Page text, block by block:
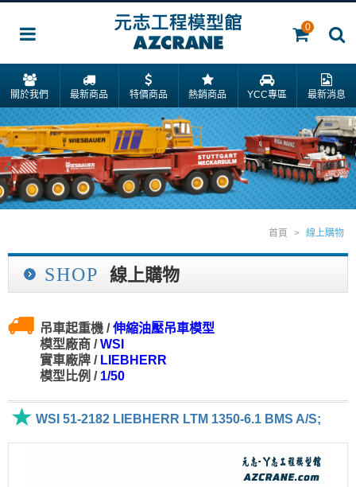
0
關於我們 最新商品 特價商品 熱銷商品 YCC專區 最新消息
SHOP 線上購物
首頁 > 線上購物
吊車起重機 /伸縮油壓吊車模型
模型廠商 /WSI
實車廠牌 / LIEBHERR
模型比例 / 1/50
WSI 51-2182 LIEBHERR LTM 1350-6.1 BMS A/S;